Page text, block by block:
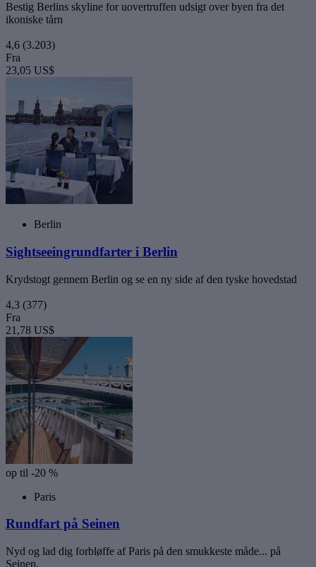
Bestig Berlins skyline for uovertruffen udsigt over byen fra det
ikoniske tårn
4,6 (3.203)
Fra
23,05 US$
Berlin
Sightseeingrundfarter i Berlin
Krydstogt gennem Berlin og se en ny side af den tyske hovedstad
4,3 (377)
Fra
21,78 US$
op til -20 %
Paris
Rundfart på Seinen
Nyd og lad dig forbløffe af Paris på den smukkeste måde... på
Seinen.